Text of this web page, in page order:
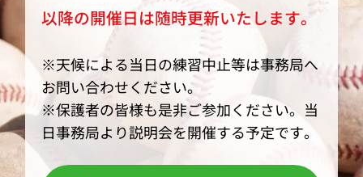
以降の開催日は随時更新いたします。
※天候による当日の練習中止等は事務局へ
お問い合わせください。
※保護者の皆様も是非ご参加ください。当
日事務局より説明会を開催する予定です。